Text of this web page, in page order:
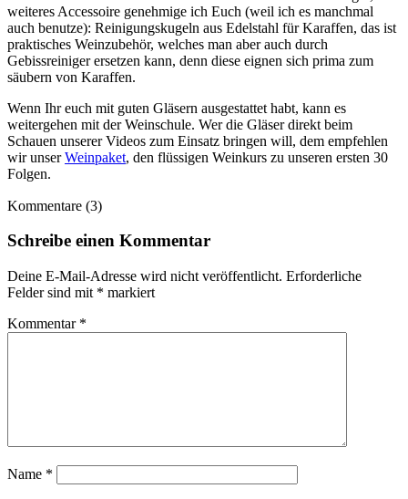
weiteres Accessoire genehmige ich Euch (weil ich es manchmal
auch benutze): Reinigungskugeln aus Edelstahl für Karaffen, das ist
praktisches Weinzubehör, welches man aber auch durch
Gebissreiniger ersetzen kann, denn diese eignen sich prima zum
säubern von Karaffen.
Wenn Ihr euch mit guten Gläsern ausgestattet habt, kann es
weitergehen mit der Weinschule. Wer die Gläser direkt beim
Schauen unserer Videos zum Einsatz bringen will, dem empfehlen
wir unserWeinpaket, den flüssigen Weinkurs zu unseren ersten 30
Folgen.
Kommentare (3)
Schreibe einen Kommentar
Deine E-Mail-Adresse wird nicht veröffentlicht. Erforderliche
Felder sind mit * markiert
Kommentar *
Name *